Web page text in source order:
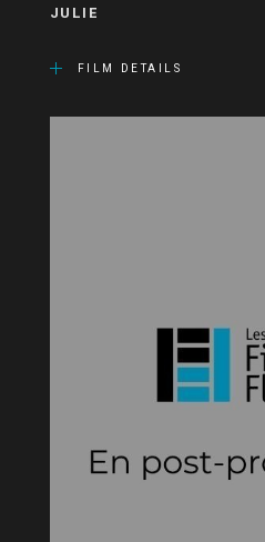
JULIE
FILM DETAILS